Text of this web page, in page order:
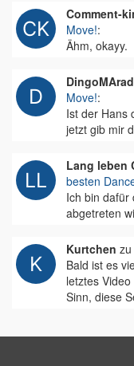
Comment-
Move!:
Ähm, okayy.
Move!:
Ist der Hans
jetzt gib mir
Lang leben
besten
Ich bin dafür
abgetreten
Kurtchen zu
Bald ist es
letztes
Sinn, diese